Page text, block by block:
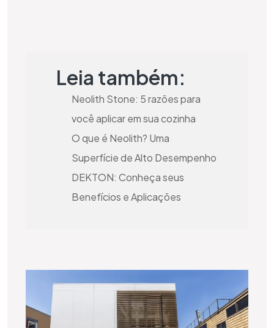
Leia também:
Neolith Stone: 5 razões para
você aplicar em sua cozinha
O que é Neolith? Uma
Superfície de Alto Desempenho
DEKTON: Conheça seus
Benefícios e Aplicações